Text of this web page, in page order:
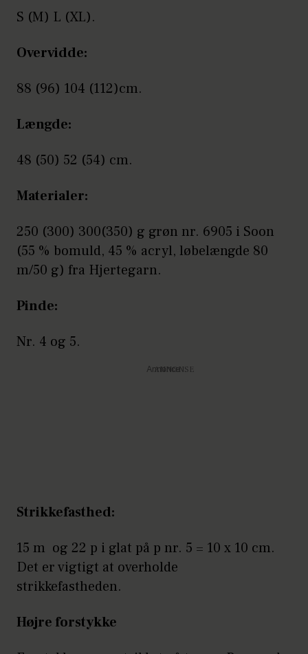
S (M) L (XL).
Overvidde:
88 (96) 104 (112)cm.
Længde:
48 (50) 52 (54) cm.
Materialer:
250 (300) 300(350) g grøn nr. 6905 i Soon
(55 % bomuld, 45 % acryl, løbelængde 80
m/50 g) fra Hjertegarn.
Pinde:
Nr. 4 og 5.
Annonce
Strikkefasthed:
15 m og 22 p i glat på p nr. 5 = 10 x 10 cm.
Det er vigtigt at overholde
strikkefastheden.
Højre forstykke